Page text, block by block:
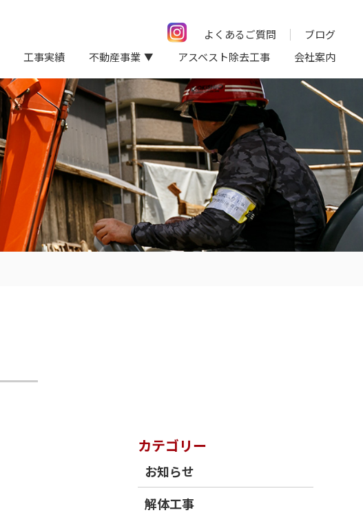
よくあるご質問
ブログ
工事実績 不動産事業 アスベスト除去工事 会社案内
カテゴリー
お知らせ
解体工事